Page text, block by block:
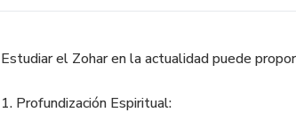
Estudiar el Zohar en la actualidad puede
1. Profundización Espiritual: